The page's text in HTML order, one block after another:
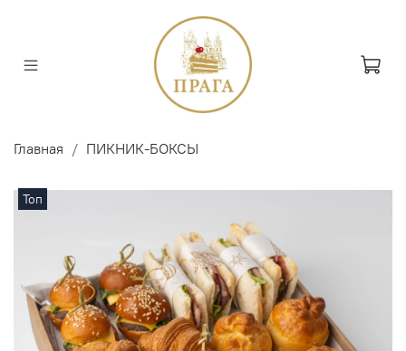
Главная ПИКНИК-БОКСЫ
Топ